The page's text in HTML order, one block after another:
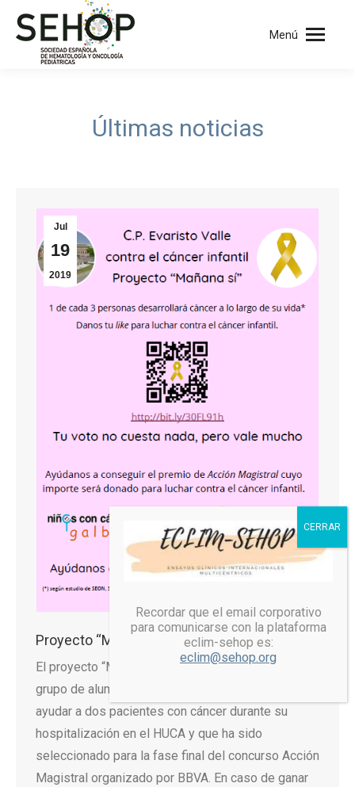
Menú
Últimas noticias
Jul
19
2019
Proyecto “Mañana, sí” en Acción Magistral
El proyecto “Mañana, sí” es una iniciativa de un
grupo de alumnos de un colegio de Gijón para
ayudar a dos pacientes con cáncer durante su
hospitalización en el HUCA y que ha sido
seleccionado para la fase final del concurso Acción
Magistral organizado por BBVA. En caso de ganar
Recordar que el email corporativo
para comunicarse con la plataforma
eclim-sehop es:
eclim@sehop.org